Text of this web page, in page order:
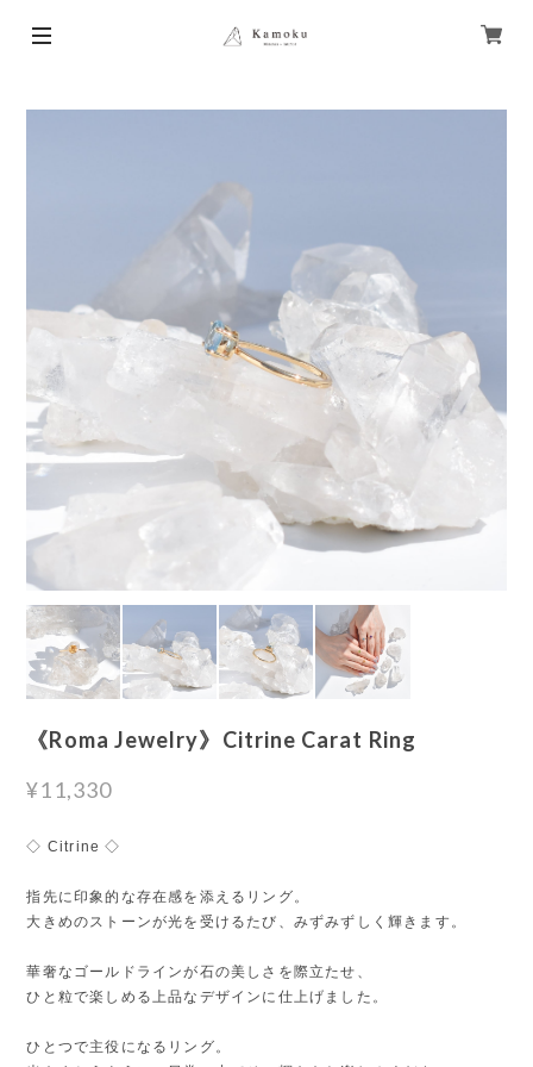
《Roma Jewelry》Citrine Carat Ring
¥11,330
◇ Citrine ◇
指先に印象的な存在感を添えるリング。
大きめのストーンが光を受けるたび、みずみずしく輝きます。
華奢なゴールドラインが石の美しさを際立たせ、
ひと粒で楽しめる上品なデザインに仕上げました。
ひとつで主役になるリング。